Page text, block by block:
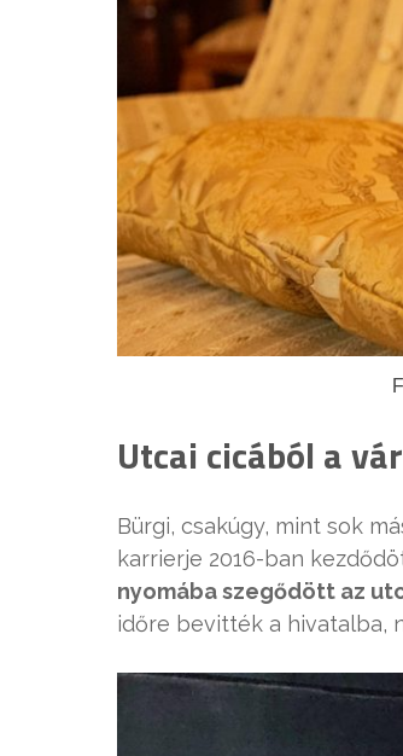
Utcai cicából a
Bürgi, csakúgy, mint sok
karrierje 2016-ban
nyomába szegődött az
időre bevitték a hivatalba,